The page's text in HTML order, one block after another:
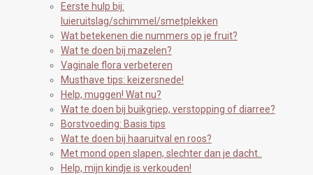
Eerste hulp bij:
luieruitslag/schimmel/smetplekken
Wat betekenen die nummers op je fruit?
Wat te doen bij mazelen?
Vaginale flora verbeteren
Musthave tips: keizersnede!
Help, muggen! Wat nu?
Wat te doen bij buikgriep, verstopping of diarree?
Borstvoeding: Basis tips
Wat te doen bij haaruitval en roos?
Met mond open slapen, slechter dan je dacht..
Help, mijn kindje is verkouden!